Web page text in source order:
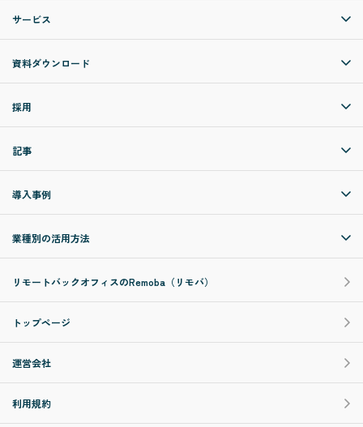
サービス
資料ダウンロード
採用
記事
導入事例
業種別の活用方法
リモートバックオフィスのRemoba（リモバ）
トップページ
運営会社
利用規約